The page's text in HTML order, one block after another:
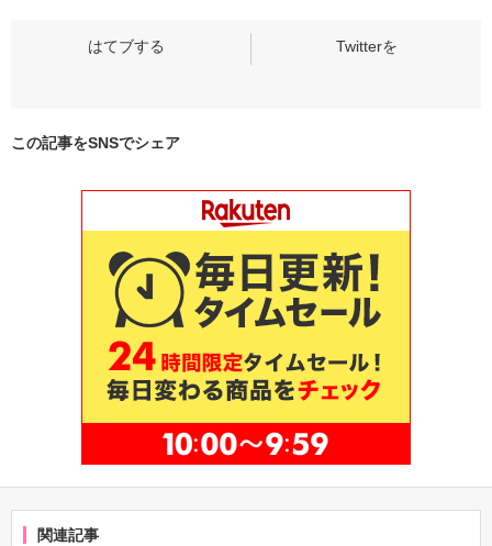
この記事をSNSでシェア
関連記事